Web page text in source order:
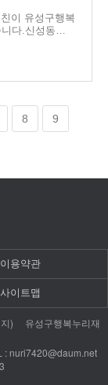
이 유성구행복
니다.신성동…
8 9
이용약관
사이트맵
)
유성구행복누리재
nuri7420@daum.net